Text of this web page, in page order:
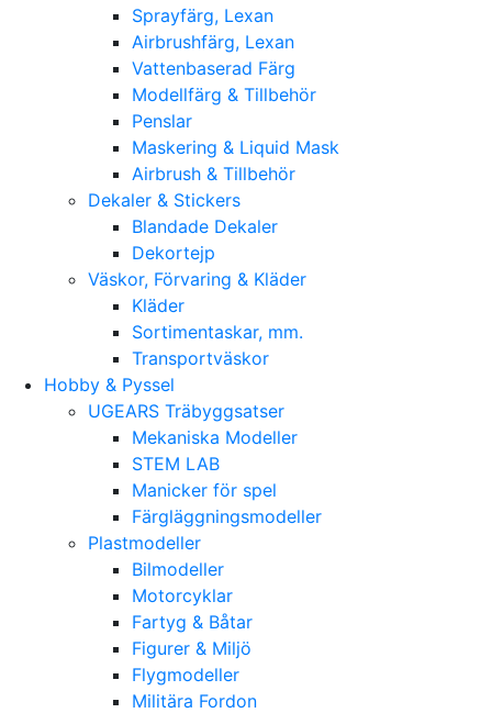
Sprayfärg, Lexan
Airbrushfärg, Lexan
Vattenbaserad Färg
Modellfärg & Tillbehör
Penslar
Maskering & Liquid Mask
Airbrush & Tillbehör
Dekaler & Stickers
Blandade Dekaler
Dekortejp
Väskor, Förvaring & Kläder
Kläder
Sortimentaskar, mm.
Transportväskor
Hobby & Pyssel
UGEARS Träbyggsatser
Mekaniska Modeller
STEM LAB
Manicker för spel
Färgläggningsmodeller
Plastmodeller
Bilmodeller
Motorcyklar
Fartyg & Båtar
Figurer & Miljö
Flygmodeller
Militära Fordon